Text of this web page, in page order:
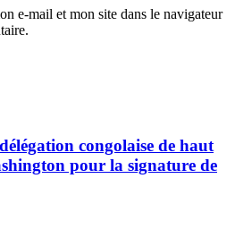
e-mail et mon site dans le navigateur
congolaise de haut
pour la signature de